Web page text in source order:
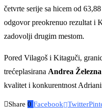
četvrte serije sa hicem od
odgovor preokrenuo rezultat i
zadovolji drugim mestom.
Pored Vilagoš i Kitaguči,
trećeplasirana Andrea Železna
kvalitet i konkurentnost
Share 0 Facebook Twitter